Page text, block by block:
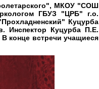
МКОУ "СОШ
ГБУЗ "ЦРБ" г.о.
Куцурба
Инспектор Куцурба П.Е.
конце встречи учащиеся